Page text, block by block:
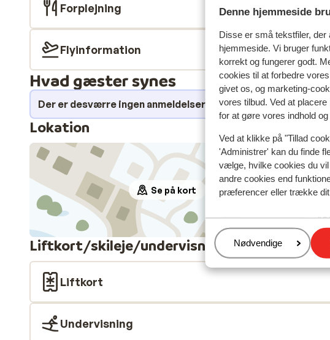
Denne hjemmeside
Disse er små tekstfiler,
hjemmeside. Vi bruger
korrekt og fungerer godt.
cookies til at forbedre
givet os, og marketing-
vores tilbud. Ved at
for at gøre vores indhold
Ved at klikke på "Tillad
'Administrer' kan du finde
vælge, hvilke cookies du
andre cookies end
præferencer eller trække
Administrer
Nødvendige
Forplejning
Flyinformation
Hvad gæster synes
Der er desværre ingen anmeldelser for dette
Lokation
Se på kort
I
Liftkort/skileje/undervisning
Liftkort
Undervisning